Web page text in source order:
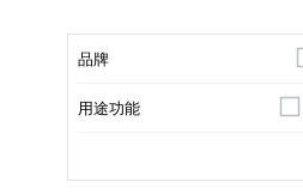
品牌
用途功能